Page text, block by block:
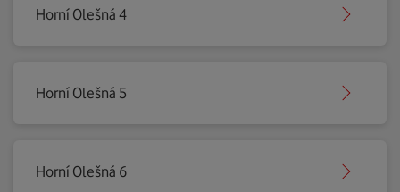
Horní Olešná 4
Horní Olešná 5
Horní Olešná 6